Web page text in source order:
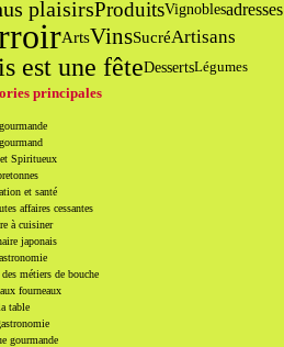
plaisirsProduitsVignoblesadresses
ArtsVinsSucréArtisans
est une fêteDessertsLégumes
principales
Spiritueux
et santé
affaires cessantes
à cuisiner
japonais
métiers de bouche
fourneaux
table
gourmande